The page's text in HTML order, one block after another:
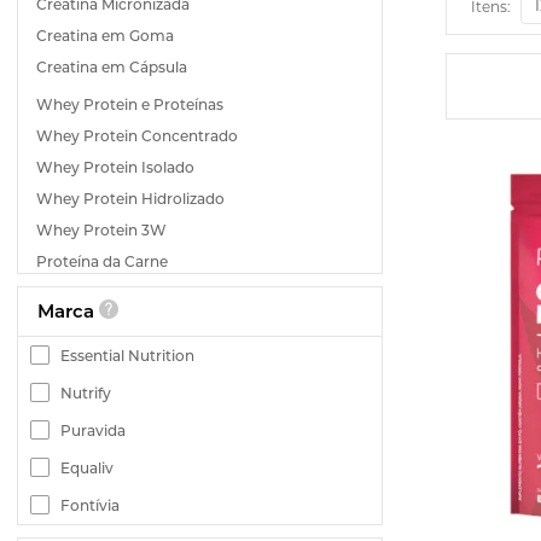
Itens:
Creatina Micronizada
Creatina em Goma
Creatina em Cápsula
Whey Protein e Proteínas
Whey Protein Concentrado
Whey Protein Isolado
Whey Protein Hidrolizado
Whey Protein 3W
Proteína da Carne
Proteína Vegana
Proteína do Colágeno
Colágeno
Colágeno Tipo 1
Colágeno Tipo 2
Colágeno Hidrolisado
Pré-treino
Marca
Essential Nutrition
Nutrify
Puravida
Equaliv
Fontívia